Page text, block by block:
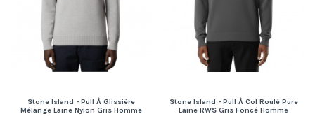
Stone Island - Pull À Glissière
Mélange Laine Nylon Gris Homme
Stone Island - Pull À Col Roulé Pure
Laine RWS Gris Foncé Homme